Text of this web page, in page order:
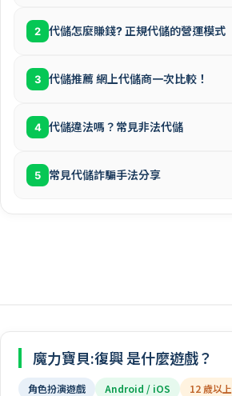
2 代儲怎麼賺錢? 正規代儲的營運模式
3 代儲推薦 網上代儲商一次比較！
4 代儲違法嗎？常見非法代儲
5 常見代儲詐騙手法分享
魔力寶貝:復興 是什麼遊戲？
角色扮演遊戲 Android / iOS 12 歲以上